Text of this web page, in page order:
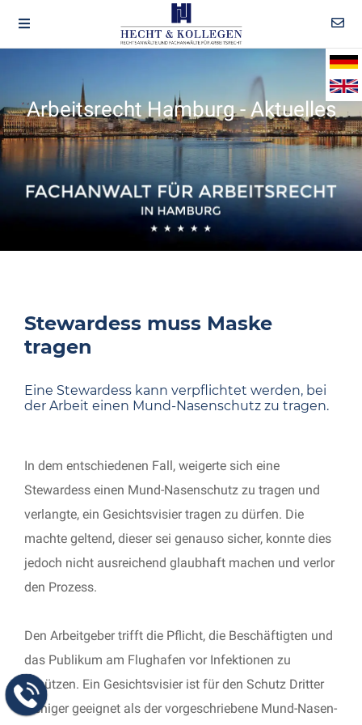
Arbeitsrecht Hamburg - Aktuelles
Stewardess muss Maske
tragen
Eine Stewardess kann verpflichtet werden, bei
der Arbeit einen Mund-Nasenschutz zu tragen.
In dem entschiedenen Fall, weigerte sich eine
Stewardess einen Mund-Nasenschutz zu tragen und
verlangte, ein Gesichtsvisier tragen zu dürfen. Die
machte geltend, dieser sei genauso sicher, konnte dies
jedoch nicht ausreichend glaubhaft machen und verlor
den Prozess.
Den Arbeitgeber trifft die Pflicht, die Beschäftigten und
das Publikum am Flughafen vor Infektionen zu
schützen. Ein Gesichtsvisier ist für den Schutz Dritter
weniger geeignet als der vorgeschriebene Mund-Nasen-